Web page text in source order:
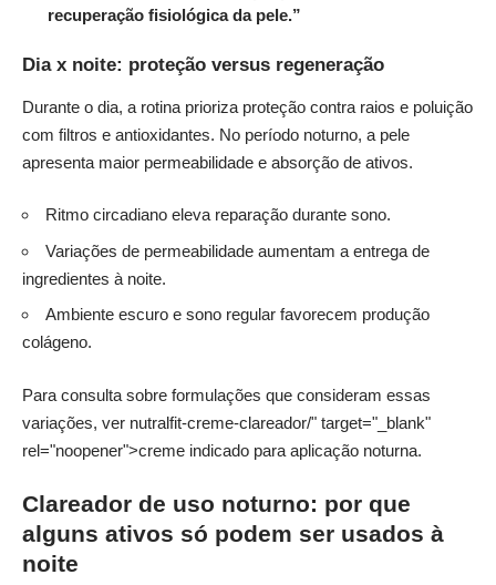
recuperação fisiológica da pele.”
Dia x noite: proteção versus regeneração
Durante o dia, a rotina prioriza proteção contra raios e poluição
com filtros e antioxidantes. No período noturno, a pele
apresenta maior permeabilidade e absorção de ativos.
Ritmo circadiano eleva reparação durante sono.
Variações de permeabilidade aumentam a entrega de
ingredientes à noite.
Ambiente escuro e sono regular favorecem produção
colágeno.
Para consulta sobre formulações que consideram essas
variações, ver nutralfit-creme-clareador/" target="_blank"
rel="noopener">creme indicado para aplicação noturna.
Clareador de uso noturno: por que
alguns ativos só podem ser usados à
noite